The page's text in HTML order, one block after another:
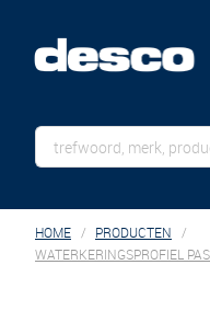
HOME
PRODUCTEN
WATERKERINGSPROFIEL